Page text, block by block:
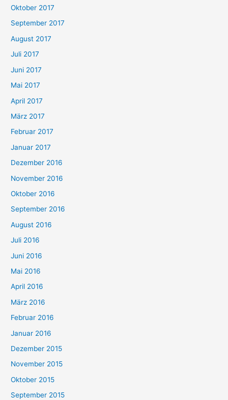
Oktober 2017
September 2017
August 2017
Juli 2017
Juni 2017
Mai 2017
April 2017
März 2017
Februar 2017
Januar 2017
Dezember 2016
November 2016
Oktober 2016
September 2016
August 2016
Juli 2016
Juni 2016
Mai 2016
April 2016
März 2016
Februar 2016
Januar 2016
Dezember 2015
November 2015
Oktober 2015
September 2015